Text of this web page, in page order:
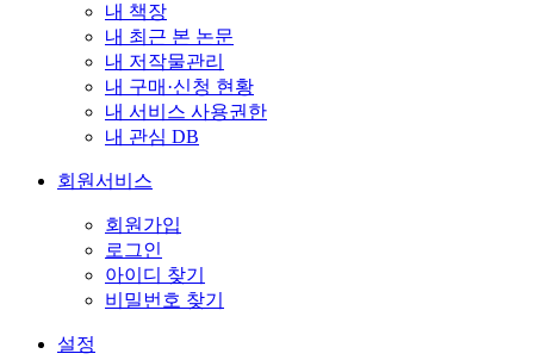
내 책장
내 최근 본 논문
내 저작물관리
내 구매·신청 현황
내 서비스 사용권한
내 관심 DB
회원서비스
회원가입
로그인
아이디 찾기
비밀번호 찾기
설정